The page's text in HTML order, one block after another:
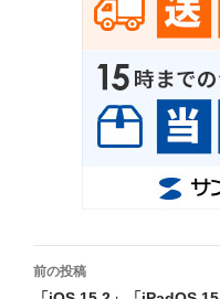
投
前の投稿